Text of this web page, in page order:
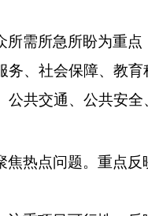
所需所急所盼为重点
务、社会保障、教
公共交通、公共安全
焦热点问题。重点